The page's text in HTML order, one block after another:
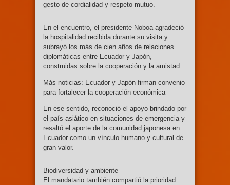
gesto de cordialidad y respeto mutuo.
En el encuentro, el presidente Noboa agradeció
la hospitalidad recibida durante su visita y
subrayó los más de cien años de relaciones
diplomáticas entre Ecuador y Japón,
construidas sobre la cooperación y la amistad.
Más noticias: Ecuador y Japón firman convenio
para fortalecer la cooperación económica
En ese sentido, reconoció el apoyo brindado por
el país asiático en situaciones de emergencia y
resaltó el aporte de la comunidad japonesa en
Ecuador como un vínculo humano y cultural de
gran valor.
Biodiversidad y ambiente
El mandatario también compartió la prioridad